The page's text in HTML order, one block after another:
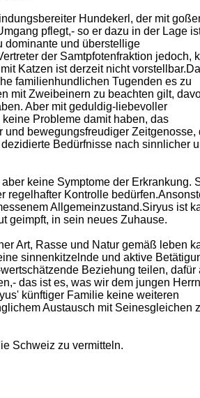
Hundekerl, der mit
pflegt,- so er dazu in der Lage
dominante und überstellige
der Samtpfotenfraktion jedoch,
Katzen ist derzeit nicht
familienhundlichen Tugenden es zu
mit Zweibeinern zu beachten gilt,
Aber mit geduldig-liebevoller
Probleme damit haben, das
bewegungsfreudiger Zeitgenosse,
Bedürfnisse nach sinnlicher
keine Symptome der Erkrankung.
regelhafter Kontrolle
Allgemeinzustand.Siryus ist
geimpft, in sein neues Zuhause.
Art, Rasse und Natur gemäß leben
sinnenkitzelnde und aktive
Beziehung teilen, dafür
das ist es, was wir dem jungen Herrn
künftiger Familie keine weiteren
Austausch mit Seinesgleichen
Schweiz zu vermitteln.